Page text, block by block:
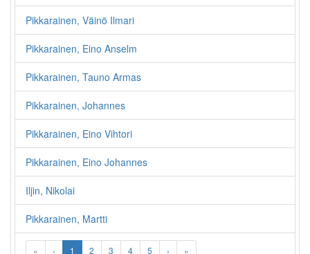
Pikkarainen, Väinö Ilmari
Pikkarainen, Eino Anselm
Pikkarainen, Tauno Armas
Pikkarainen, Johannes
Pikkarainen, Eino Vihtori
Pikkarainen, Eino Johannes
Iljin, Nikolai
Pikkarainen, Martti
« ‹ 1 2 3 4 5 › »